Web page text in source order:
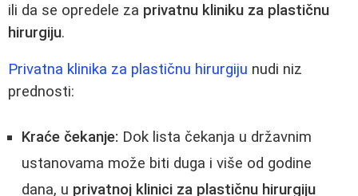
ili da se opredele za privatnu kliniku za plastičnu
hirurgiju.
Privatna klinika za plastičnu hirurgiju nudi niz
prednosti:
Kraće čekanje: Dok lista čekanja u državnim
ustanovama može biti duga i više od godine
dana, u privatnoj klinici za plastičnu hirurgiju